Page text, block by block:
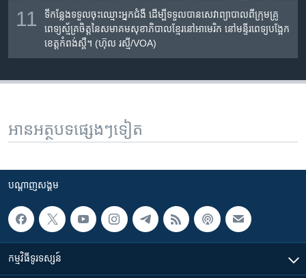
11
ទីកន្លែង​ទទួល​ចុះ​ឈ្មោះ​អ្នកជំងឺ​ ដើម្បី​ទទួលបាន​សេវាព្យាបាល​ពីក្រុម​គ្រូ
ពេទ្យ​ស្ម័គ្រ​ចិត្តនៃ​សមាគម​សុខាភិបាល​ខ្មែរ​នៅ​អាមេរិក​ នៅ​មន្ទីរពេទ្យ​បង្អែក​
ខេត្តកំពង់​ស្ពឺ។ (ហ៊ុល រស្មី/VOA)​​
អានអត្ថបទផ្សេងៗទៀត
បណ្តាញ​សង្គម
កម្មវិធី​ទូរទស្សន៍